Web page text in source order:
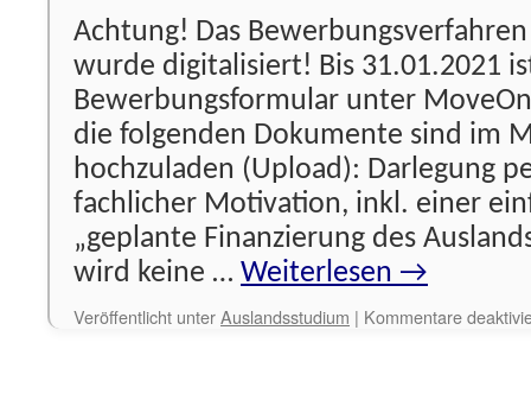
Achtung! Das
wurde digitalisiert! Bis 31.01.2021
Bewerbungsformular unter
die folgenden Dokumente sind im
hochzuladen (Upload): Darlegung
fachlicher Motivation, inkl. einer
„geplante Finanzierung des
wird keine … Weiterlesen →
Veröffentlicht unterAuslandsstudium | Kommentare